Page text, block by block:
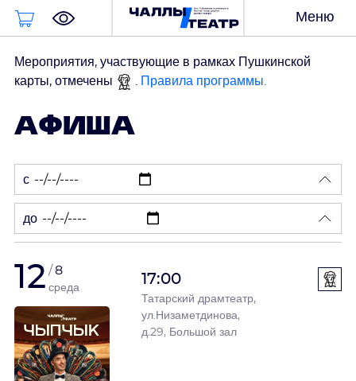
Корзина
Меню
Мероприятия, участвующие в рамках Пушкинской
карты, отмечены
Правила программы.
АФИША
с
до
12 8
среда
17:00
Татарский драмтеатр,
ул.Низаметдинова,
д.29, Большой зал